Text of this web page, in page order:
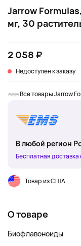
Jarrow
мг, 30
2 058 ₽
Недоступен к заказу
Все товары Jarrow
В любой регион
Бесплатная
Товар из США
О товаре
Биофлавоноиды